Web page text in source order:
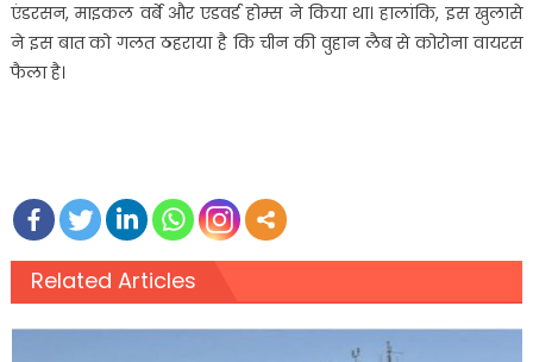
एंडरसन, माइकल वर्बे और एडवर्ड होम्स ने किया था। हालांकि, इस खुलासे
ने इस बात को गलत ठहराया है कि चीन की वुहान लैब से कोरोना वायरस
फैला है।
Related Articles